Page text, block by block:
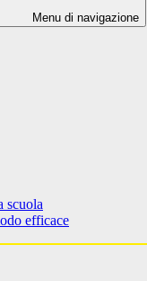
Menu di navigazione
scuola
efficace